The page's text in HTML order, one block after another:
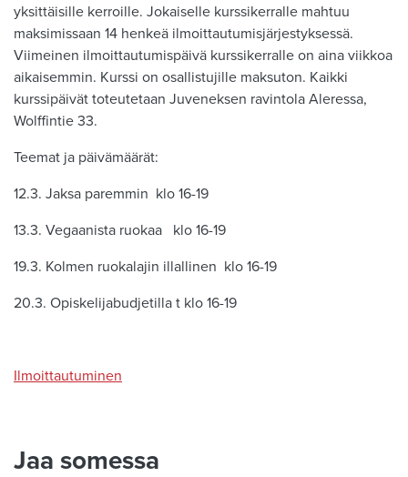
yksittäisille kerroille. Jokaiselle kurssikerralle mahtuu
maksimissaan 14 henkeä ilmoittautumisjärjestyksessä.
Viimeinen ilmoittautumispäivä kurssikerralle on aina viikkoa
aikaisemmin. Kurssi on osallistujille maksuton. Kaikki
kurssipäivät toteutetaan Juveneksen ravintola Aleressa,
Wolffintie 33.
Teemat ja päivämäärät:
12.3. Jaksa paremmin klo 16-19
13.3. Vegaanista ruokaa klo 16-19
19.3. Kolmen ruokalajin illallinen klo 16-19
20.3. Opiskelijabudjetilla t klo 16-19
Ilmoittautuminen
Jaa somessa